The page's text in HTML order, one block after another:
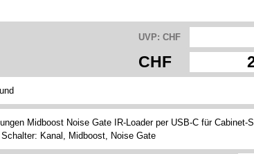
UVP: CHF
CHF
Midboost Noise Gate IR-Loader per USB-C für Cabinet-
Kanal, Midboost, Noise Gate